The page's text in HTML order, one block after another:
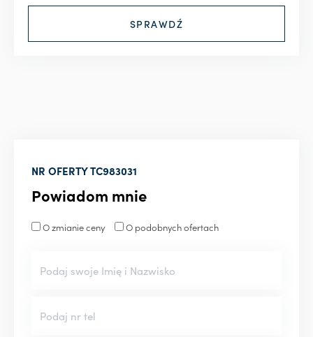
NR OFERTYTC983031
Powiadom mnie
O zmianie ceny O podobnych ofertach